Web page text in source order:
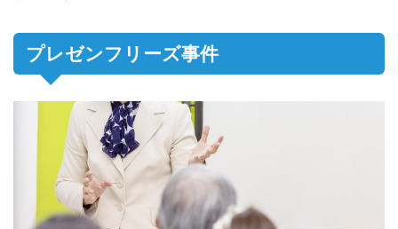
プレゼンフリーズ事件